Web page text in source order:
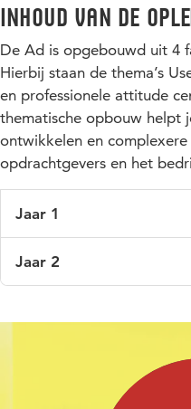
Inhoud van de
De Ad is opgebouwd uit 4
Hierbij staan de thema’s
en professionele attitude
thematische opbouw helpt
ontwikkelen en
opdrachtgevers en het
Jaar 1
In het eerste halfjaar leer je
werken aan eenvoudige
en methodes (agile/scrum)
Jaar 2
In het derde halfjaar ga je 3
volgt daarnaast voor een
onderwijsactiviteiten, zoals
stageterugkomdagen. Je